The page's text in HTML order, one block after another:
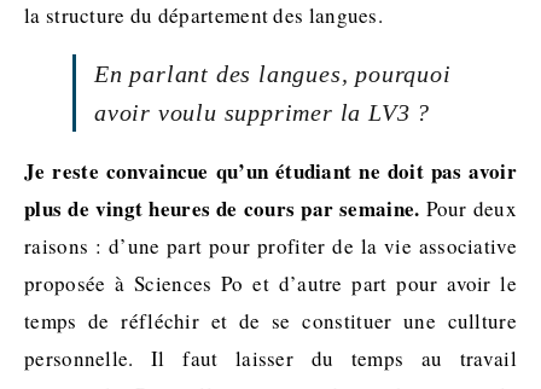
la structure du département des langues.
En parlant des langues, pourquoi
avoir voulu supprimer la LV3 ?
Je reste convaincue qu’un étudiant ne doit pas avoir
plus de vingt heures de cours par semaine. Pour deux
raisons : d’une part pour profiter de la vie associative
proposée à Sciences Po et d’autre part pour avoir le
temps de réfléchir et de se constituer une cullture
personnelle. Il faut laisser du temps au travail